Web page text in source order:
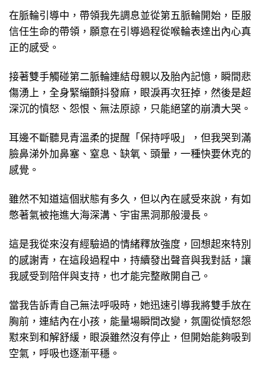
在脈輪引導中，帶領我先調息並從第五脈輪開始，臣服
信任生命的帶領，願意在引導過程從喉輪表達出內心真
正的感受。
接著雙手觸碰第二脈輪連結母親以及胎內記憶，瞬間悲
傷湧上，全身緊繃顫抖發麻，眼淚再次狂掉，然後是超
深沉的憤怒、怨恨、無法原諒，只能絕望的崩潰大哭。
耳邊不斷聽見青溫柔的提醒「保持呼吸」，但我哭到滿
臉鼻涕外加鼻塞、窒息、缺氧、頭暈，一種快要休克的
感覺。
雖然不知道這個狀態有多久，但以內在感受來說，有如
憋著氣被拖進大海深溝、宇宙黑洞那般漫長。
這是我從來沒有經驗過的情緒釋放強度，回想起來特別
的感謝青，在這段過程中，持續發出聲音與我對話，讓
我感受到陪伴與支持，也才能完整敞開自己。
當我告訴青自己無法呼吸時，她迅速引導我將雙手放在
胸前，連結內在小孩，能量場瞬間改變，氛圍從憤怒怨
懟來到和解舒緩，眼淚雖然沒有停止，但開始能夠吸到
空氣，呼吸也逐漸平穩。